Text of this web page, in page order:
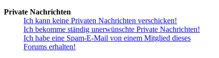
Private Nachrichten
Ich kann keine Privaten Nachrichten verschicken!
Ich bekomme ständig unerwünschte Private Nachrichten!
Ich habe eine Spam-E-Mail von einem Mitglied dieses
Forums erhalten!